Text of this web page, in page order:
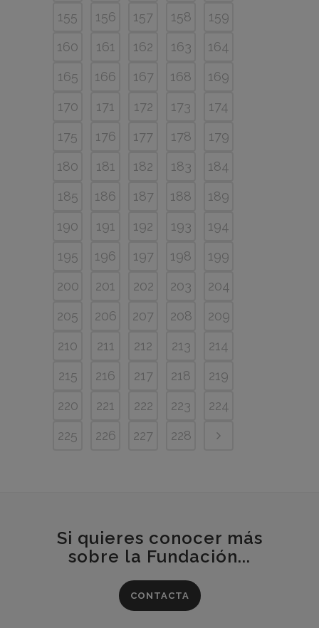
155
156 157 158
159
160
161 162 163
164
165
166 167 168
169
170
171 172 173
174
175
176 177 178
179
180
181 182 183
184
185
186 187 188
189
190
191 192 193
194
195
196 197 198
199
200
201 202 203
204
205
206 207 208
209
210
211 212 213
214
215
216 217 218
219
220
221 222 223
224
225
226 227 228
Si quieres conocer más
sobre la Fundación...
CONTACTA